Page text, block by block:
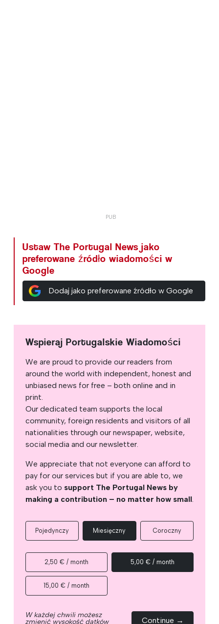
Ustaw The Portugal News jako
preferowane źródło wiadomości w
Google
Dodaj jako preferowane źródło w Google
Wspieraj Portugalskie Wiadomości
We are proud to provide our readers from
around the world with independent, honest and
unbiased news for free – both online and in
print.
Our dedicated team supports the local
community, foreign residents and visitors of all
nationalities through our newspaper, website,
social media and our newsletter.
We appreciate that not everyone can afford to
pay for our services but if you are able to, we
ask you to support The Portugal News by
making a contribution – no matter how small.
Pojedynczy Miesięczny Coroczny
2,50 € / month 5,00 € / month
15,00 € / month
W każdej chwili możesz
zmienić wysokość datków Continue →